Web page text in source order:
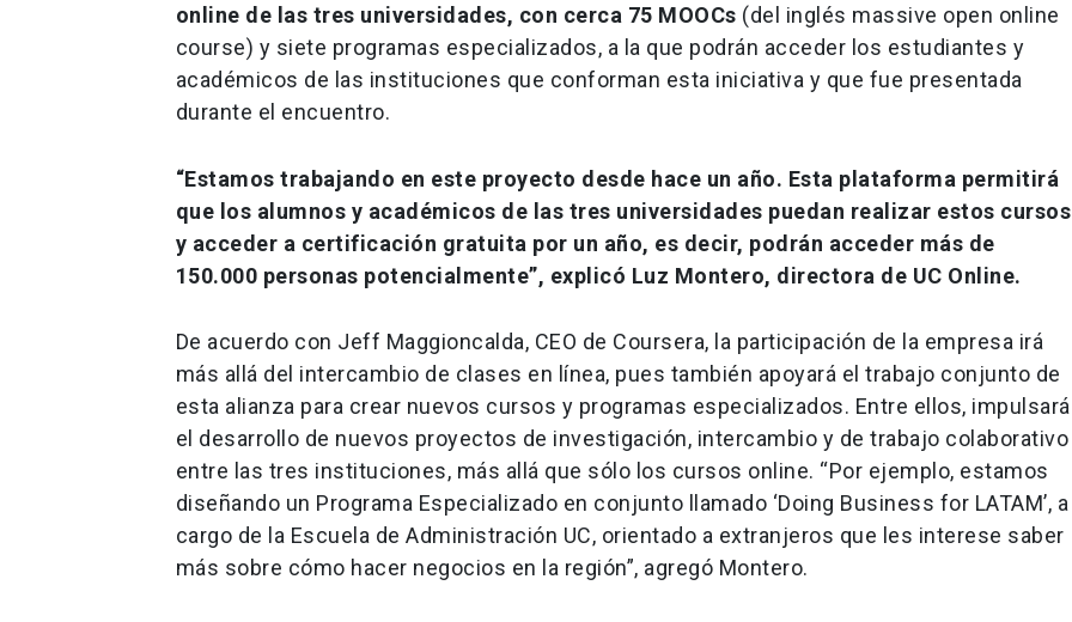
online de las tres universidades, con cerca 75 MOOCs (del inglés massive open online
course) y siete programas especializados, a la que podrán acceder los estudiantes y
académicos de las instituciones que conforman esta iniciativa y que fue presentada
durante el encuentro.
“Estamos trabajando en este proyecto desde hace un año. Esta plataforma permitirá
que los alumnos y académicos de las tres universidades puedan realizar estos cursos
y acceder a certificación gratuita por un año, es decir, podrán acceder más de
150.000 personas potencialmente”, explicó Luz Montero, directora de UC Online.
De acuerdo con Jeff Maggioncalda, CEO de Coursera, la participación de la empresa irá
más allá del intercambio de clases en línea, pues también apoyará el trabajo conjunto de
esta alianza para crear nuevos cursos y programas especializados. Entre ellos, impulsará
el desarrollo de nuevos proyectos de investigación, intercambio y de trabajo colaborativo
entre las tres instituciones, más allá que sólo los cursos online. “Por ejemplo, estamos
diseñando un Programa Especializado en conjunto llamado ‘Doing Business for LATAM’, a
cargo de la Escuela de Administración UC, orientado a extranjeros que les interese saber
más sobre cómo hacer negocios en la región”, agregó Montero.